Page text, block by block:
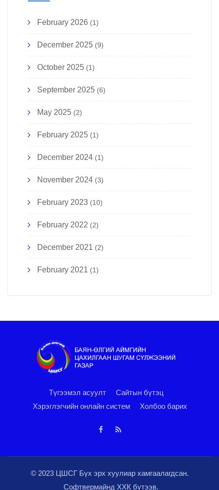
February 2026 (1)
December 2025 (9)
October 2025 (1)
September 2025 (6)
May 2025 (2)
February 2025 (1)
December 2024 (1)
November 2024 (3)
February 2023 (10)
February 2022 (2)
December 2021 (2)
February 2021 (1)
Түгээмэл асуулт
Сайтын бүтэц
Хэрэглэгчийн онлайн систем
Холбоо барих
© 2023 ЦШСГ Бүх эрх хуулиар хамгаалагдсан.
Софтвермайнд ХХК бүтээв.